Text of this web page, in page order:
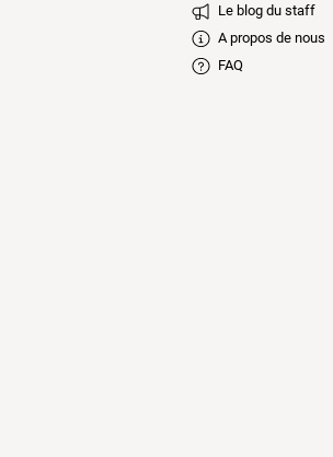
Le blog du staff
A propos de nous
FAQ